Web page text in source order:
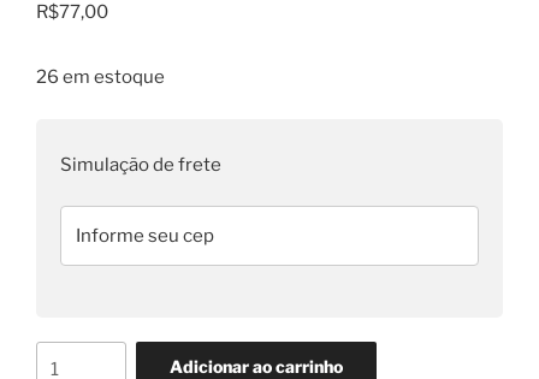
R$77,00
26 em estoque
Simulação de frete
Adicionar ao carrinho